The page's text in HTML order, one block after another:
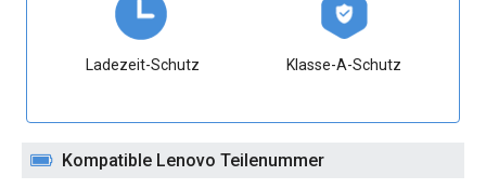
Ladezeit-Schutz Klasse-A-Schutz
Kompatible Lenovo Teilenummer